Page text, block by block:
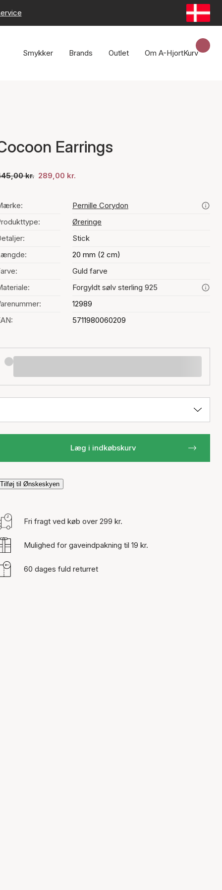
Smykker Brands Outlet Om A-HjortKurv
Earrings
kr. 289,00 kr.
Pernille Corydon
Øreringe
Stick
20 mm (2 cm)
Guld farve
Forgyldt sølv sterling 925
12989
5711980060209
Læg i indkøbskurv
Tilføj til Ønskeskyen
Fri fragt ved køb over 299 kr.
Mulighed for gaveindpakning til 19 kr.
60 dages fuld returret